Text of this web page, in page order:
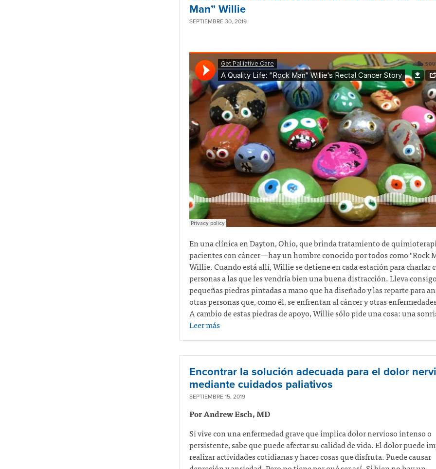
Man” Willie
SEPTIEMBRE 30, 2019
En una clínica en Dayton, Ohio, que brindatratamiento de
pacientes con cáncer—hay un hombre conocido por todos como "Rock
Willie. Cuando está allí, Willie se detiene en cada estación para charlar
personas a las que les vendría bien una buena distracción. Lleva
pequeñas piedras pintadas a mano que ha diseñado y las reparte para
otras personas que, como él, se enfrentan al cáncer y otras
A cambio de estas piedras de apoyo, Willie sólo pide una cosa: una
Leer más
Encontrar la solución adecuada para el dolor
mediante cuidados paliativos
SEPTIEMBRE 15, 2019
Por Andrew Esch, MD
Si vive con una enfermedad grave que implica dolor nervioso intenso o
persistente, sabe que puede afectar su calidad de vida. El dolor puede
realizar actividades cotidianas y hacer cosas que disfruta. Puede causar